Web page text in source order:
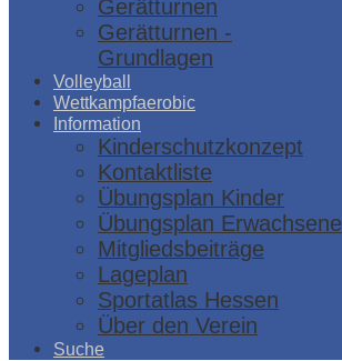
Gerätturnen
Gerätturnen -
Grundlagen
Volleyball
Wettkampfaerobic
Information
Kinderschutzkonzept
Kontaktliste
Übungsplan Kinder
Übungsplan Erwachsene
Mitgliedsbeiträge
Lageplan
Sportatlas Hessen
Über den Verein
Suche